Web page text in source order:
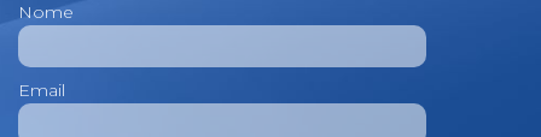
Nome
Email